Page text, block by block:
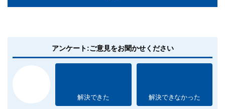
アンケート:ご意見をお聞かせください
解決できた 解決できなかった